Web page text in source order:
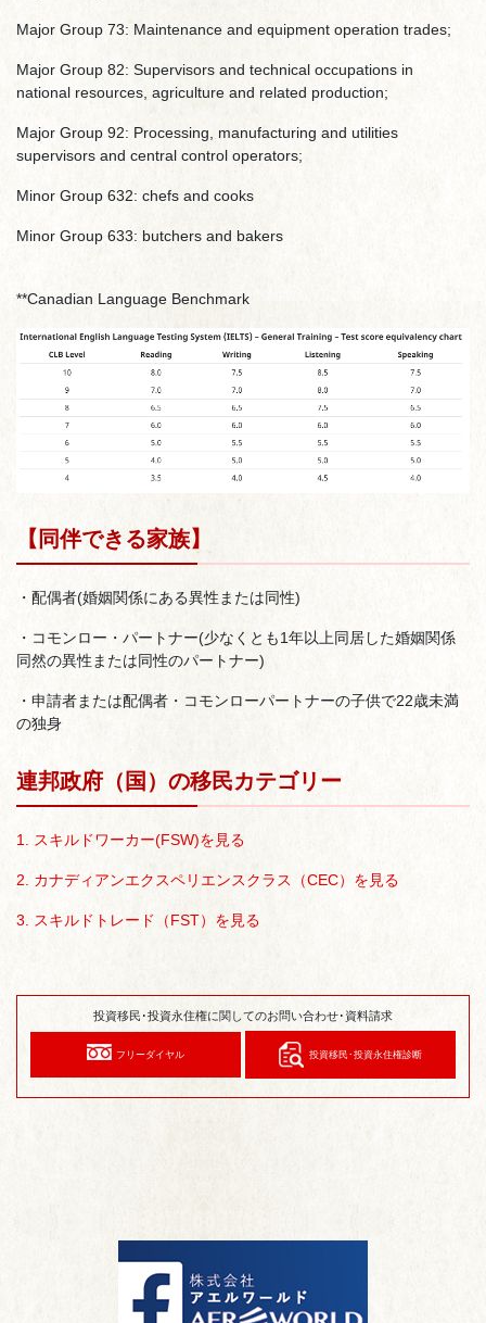
Major Group 73: Maintenance and equipment operation trades;
Major Group 82: Supervisors and technical occupations in
national resources, agriculture and related production;
Major Group 92: Processing, manufacturing and utilities
supervisors and central control operators;
Minor Group 632: chefs and cooks
Minor Group 633: butchers and bakers
**Canadian Language Benchmark
【同伴できる家族】
・配偶者(婚姻関係にある異性または同性)
・コモンロー・パートナー(少なくとも1年以上同居した婚姻関係
同然の異性または同性のパートナー)
・申請者または配偶者・コモンローパートナーの子供で22歳未満
の独身
連邦政府（国）の移民カテゴリー
1. スキルドワーカー(FSW)を見る
2. カナディアンエクスペリエンスクラス（CEC）を見る
3. スキルドトレード（FST）を見る
投資移民･投資永住権に関してのお問い合わせ･資料請求
フリーダイヤル 投資移民･投資永住権診断